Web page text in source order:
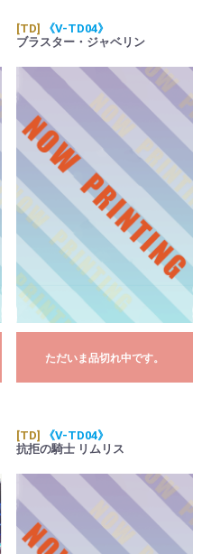
[TD]
《V-TD04》
ブラスター・ジャベリン
ただいま品切れ中です。
[TD]
《V-TD04》
抗拒の騎士 リムリス